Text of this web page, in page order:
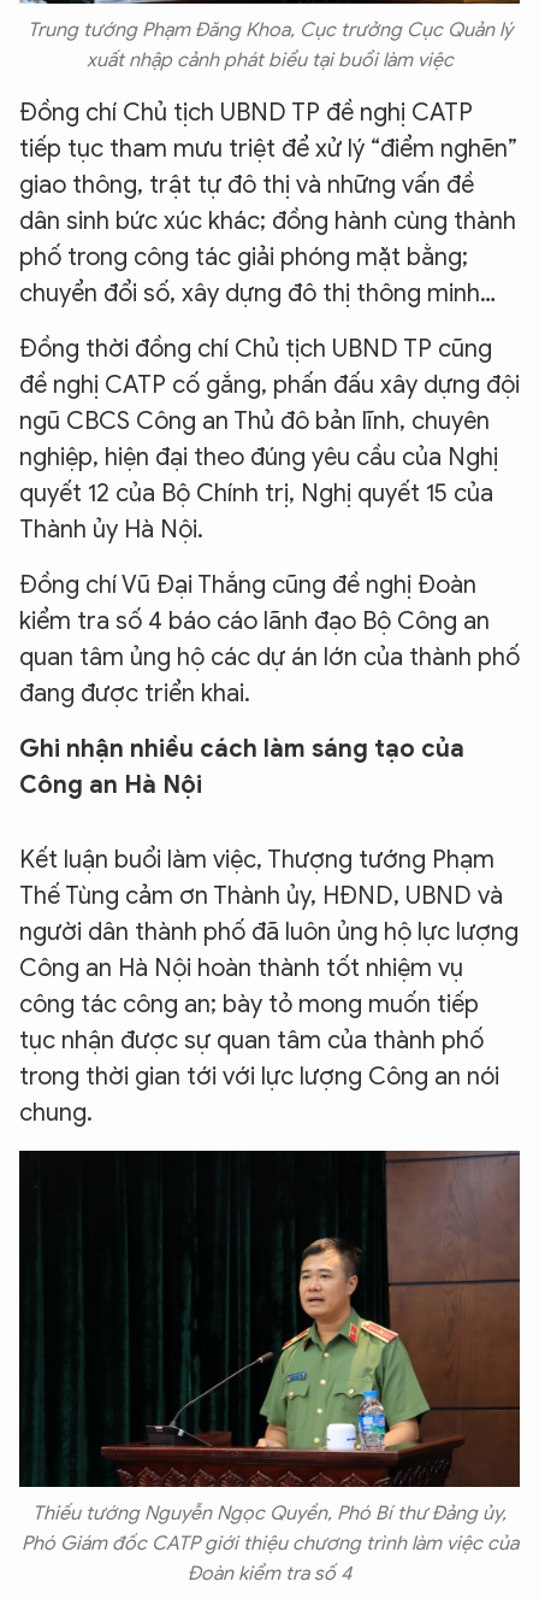
Trung tướng Phạm Đăng Khoa, Cục trưởng Cục Quản lý
xuất nhập cảnh phát biểu tại buổi làm việc
Đồng chí Chủ tịch UBND TP đề nghị CATP
tiếp tục tham mưu triệt để xử lý “điểm nghẽn”
giao thông, trật tự đô thị và những vấn đề
dân sinh bức xúc khác; đồng hành cùng thành
phố trong công tác giải phóng mặt bằng;
chuyển đổi số, xây dựng đô thị thông minh…
Đồng thời đồng chí Chủ tịch UBND TP cũng
đề nghị CATP cố gắng, phấn đấu xây dựng đội
ngũ CBCS Công an Thủ đô bản lĩnh, chuyên
nghiệp, hiện đại theo đúng yêu cầu của Nghị
quyết 12 của Bộ Chính trị, Nghị quyết 15 của
Thành ủy Hà Nội.
Đồng chí Vũ Đại Thắng cũng đề nghị Đoàn
kiểm tra số 4 báo cáo lãnh đạo Bộ Công an
quan tâm ủng hộ các dự án lớn của thành phố
đang được triển khai.
Ghi nhận nhiều cách làm sáng tạo của
Công an Hà Nội
Kết luận buổi làm việc, Thượng tướng Phạm
Thế Tùng cảm ơn Thành ủy, HĐND, UBND và
người dân thành phố đã luôn ủng hộ lực lượng
Công an Hà Nội hoàn thành tốt nhiệm vụ
công tác công an; bày tỏ mong muốn tiếp
tục nhận được sự quan tâm của thành phố
trong thời gian tới với lực lượng Công an nói
chung.
Thiếu tướng Nguyễn Ngọc Quyền, Phó Bí thư Đảng ủy,
Phó Giám đốc CATP giới thiệu chương trình làm việc của
Đoàn kiểm tra số 4
XIN CHÀO,
TÔI LÀ CHATBOT CỦA